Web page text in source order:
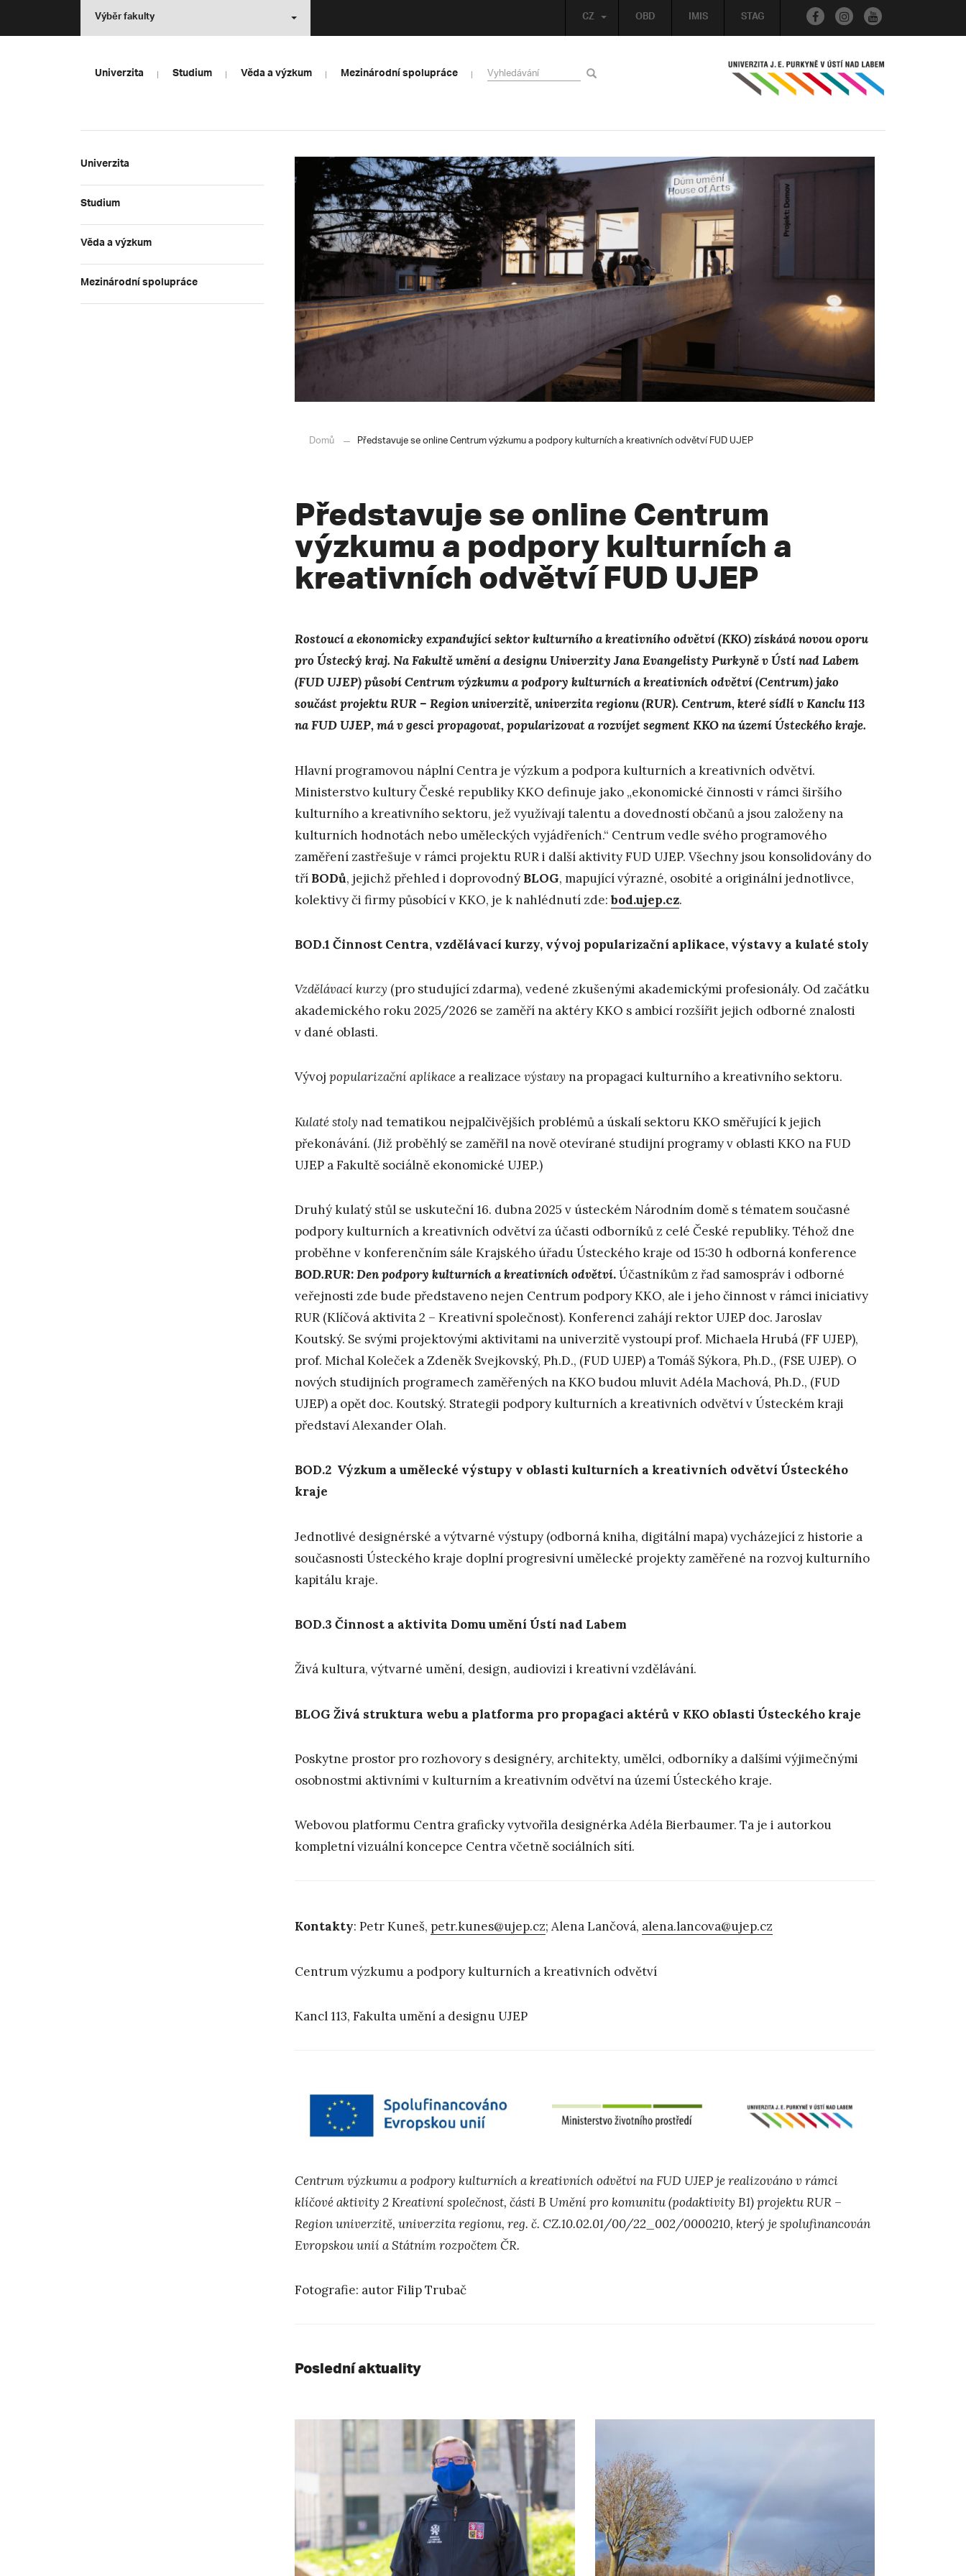
OBD IMIS STAG
CZ
Výběr fakulty
Univerzita Studium Věda a výzkum Mezinárodní spolupráce
Univerzita
Studium
Věda a výzkum
Mezinárodní spolupráce
Domů Představuje se online Centrum výzkumu a podpory kulturních a kreativních odvětví FUD UJEP
Představuje se online Centrum
výzkumu a podpory kulturních a
kreativních odvětví FUD UJEP
Rostoucí a ekonomicky expandující sektor kulturního a kreativního odvětví (KKO) získává novou oporu
pro Ústecký kraj. Na Fakultě umění a designu Univerzity Jana Evangelisty Purkyně v Ústí nad Labem
(FUDUJEP) působí Centrum výzkumu a podpory kulturních a kreativních odvětví (Centrum) jako
součást projektu RUR – Region univerzitě, univerzita regionu (RUR). Centrum, které sídlí v Kanclu 113
na FUD UJEP, má v gesci propagovat, popularizovat a rozvíjet segment KKO na území Ústeckého kraje.
Hlavní programovou náplní Centra je výzkum a podpora kulturních a kreativních odvětví.
Ministerstvo kultury České republiky KKO definuje jako „ekonomické činnosti v rámci širšího
kulturního a kreativního sektoru, jež využívají talentu a dovedností občanů a jsou založeny na
kulturních hodnotách nebo uměleckých vyjádřeních.“ Centrum vedle svého programového
zaměření zastřešuje v rámci projektu RUR i další aktivity FUD UJEP. Všechny jsou konsolidovány do
tří BODů, jejichž přehled i doprovodný BLOG, mapující výrazné, osobité a originální jednotlivce,
kolektivy či firmy působící v KKO, je k nahlédnutí zde:bod.ujep.cz.
BOD.1 Činnost Centra, vzdělávací kurzy, vývoj popularizační aplikace, výstavy a kulaté stoly
Vzdělávací kurzy (pro studující zdarma), vedené zkušenými akademickými profesionály. Od začátku
akademického roku 2025/2026 se zaměří na aktéry KKO s ambicí rozšířit jejich odborné znalosti
v dané oblasti.
Vývoj popularizační aplikace a realizace výstavy na propagaci kulturního a kreativního sektoru.
Kulaté stoly nad tematikou nejpalčivějších problémů a úskalí sektoru KKO směřující k jejich
překonávání. (Již proběhlý se zaměřil na nově otevírané studijní programy v oblasti KKO na FUD
UJEP a Fakultě sociálně ekonomické UJEP.)
Druhý kulatý stůl se uskuteční 16. dubna 2025 v ústeckém Národním domě s tématem současné
podpory kulturních a kreativních odvětví za účasti odborníků z celé České republiky. Téhož dne
proběhne v konferenčním sále Krajského úřadu Ústeckého kraje od 15:30 h odborná konference
BOD.RUR: Den podpory kulturních a kreativních odvětví.Účastníkům z řad samospráv i odborné
veřejnosti zde bude představeno nejen Centrum podpory KKO, ale i jeho činnost v rámci iniciativy
RUR (Klíčová aktivita 2 – Kreativní společnost). Konferenci zahájí rektor UJEP doc. Jaroslav
Koutský. Se svými projektovými aktivitami na univerzitě vystoupí prof. Michaela Hrubá (FF UJEP),
prof. Michal Koleček a Zdeněk Svejkovský, Ph.D., (FUD UJEP) a Tomáš Sýkora, Ph.D., (FSE UJEP). O
nových studijních programech zaměřených na KKO budou mluvit Adéla Machová, Ph.D., (FUD
UJEP) a opět doc. Koutský. Strategii podpory kulturních a kreativních odvětví v Ústeckém kraji
představí Alexander Olah.
BOD.2 Výzkum a umělecké výstupy v oblasti kulturních a kreativních odvětví Ústeckého
kraje
Jednotlivé designérské a výtvarné výstupy (odborná kniha, digitální mapa) vycházející z historie a
současnosti Ústeckého kraje doplní progresivní umělecké projekty zaměřené na rozvoj kulturního
kapitálu kraje.
BOD.3 Činnost a aktivita Domu umění Ústí nad Labem
Živá kultura, výtvarné umění, design, audiovizi i kreativní vzdělávání.
BLOG Živá struktura webu a platforma pro propagaci aktérů v KKO oblasti Ústeckého kraje
Poskytne prostor pro rozhovory s designéry, architekty, umělci, odborníky a dalšími výjimečnými
osobnostmi aktivními v kulturním a kreativním odvětví na území Ústeckého kraje.
Webovou platformu Centra graficky vytvořila designérka Adéla Bierbaumer. Ta je i autorkou
kompletní vizuální koncepce Centra včetně sociálních sítí.
Kontakty: Petr Kuneš, petr.kunes@ujep.cz; Alena Lančová, alena.lancova@ujep.cz
Centrum výzkumu a podpory kulturních a kreativních odvětví
Kancl 113, Fakulta umění a designu UJEP
Centrum výzkumu a podpory kulturních a kreativních odvětví na FUD UJEP je realizováno v rámci
klíčové aktivity 2 Kreativní společnost, části B Umění pro komunitu (podaktivity B1) projektu RUR –
Region univerzitě, univerzita regionu, reg. č. CZ.10.02.01/00/22_002/0000210, který je spolufinancován
Evropskou unií a Státním rozpočtem ČR.
Fotografie: autor Filip Trubač
Poslední aktuality